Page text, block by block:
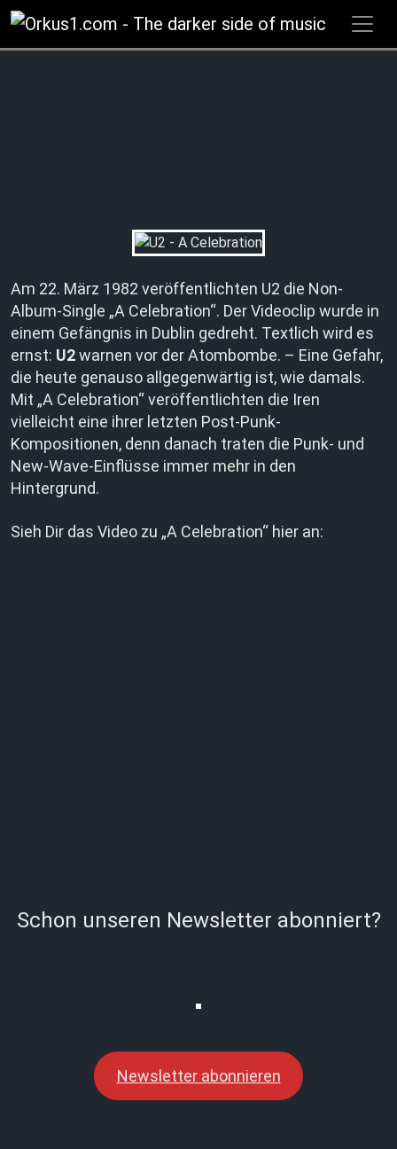
Zum
Inhalt
springen
Am 22. März 1982 veröffentlichten U2 die Non-
Album-Single „A Celebration“. Der Videoclip wurde in
einem Gefängnis in Dublin gedreht. Textlich wird es
ernst: U2warnen vor der Atombombe. – Eine Gefahr,
die heute genauso allgegenwärtig ist, wie damals.
Mit „A Celebration“ veröffentlichten die Iren
vielleicht eine ihrer letzten Post-Punk-
Kompositionen, denn danach traten die Punk- und
New-Wave-Einflüsse immer mehr in den
Hintergrund.
Sieh Dir das Video zu „A Celebration“ hier an:
Schon unseren Newsletter abonniert?
Newsletter abonnieren